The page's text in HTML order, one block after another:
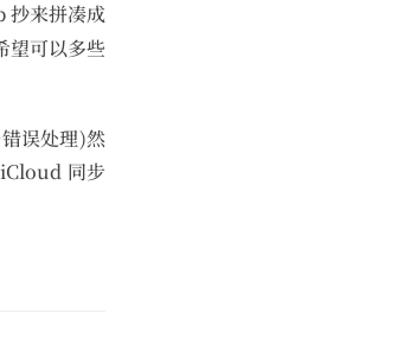
抄来拼凑成
望可以多些
误处理)然
同步